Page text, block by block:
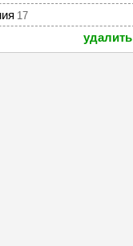
17
удалить